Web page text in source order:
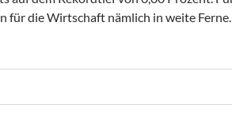
für die Wirtschaft nämlich in weite Ferne.